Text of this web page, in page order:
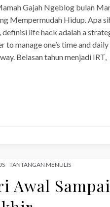
Gajah Ngeblog bulan
Mempermudah Hidup. Apa
life hack adalah a
to manage one’s time and daily
Belasan tahun menjadi IRT,
TANTANGAN MENULIS
Awal Sampai